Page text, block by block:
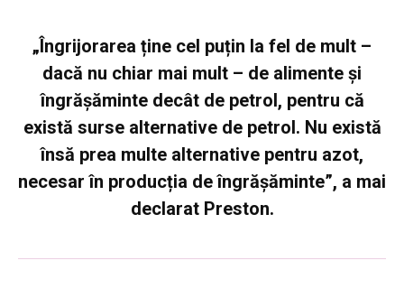
„Îngrijorarea ține cel puțin la fel de mult –
dacă nu chiar mai mult – de alimente și
îngrășăminte decât de petrol, pentru că
există surse alternative de petrol. Nu există
însă prea multe alternative pentru azot,
necesar în producția de îngrășăminte”, a mai
declarat Preston.